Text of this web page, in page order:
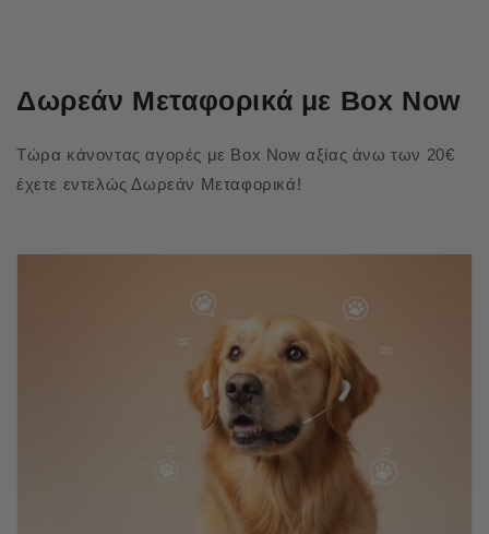
Δωρεάν Μεταφορικά με Box Now
Τώρα κάνοντας αγορές με Box Now αξίας άνω των 20€
έχετε εντελώς Δωρεάν Μεταφορικά!